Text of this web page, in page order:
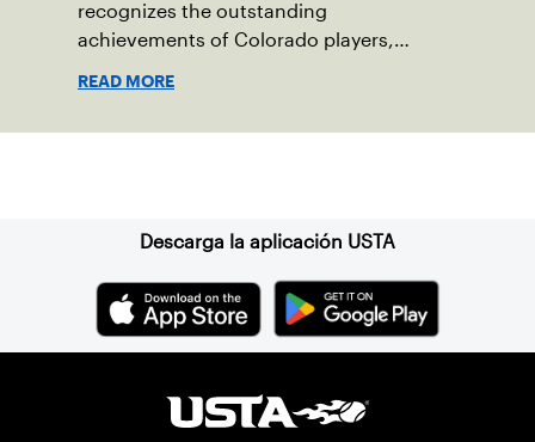
recognizes the outstanding
achievements of Colorado players,
READ MORE
Descarga la aplicación USTA